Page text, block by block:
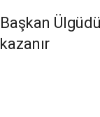
Başkan
kazanır